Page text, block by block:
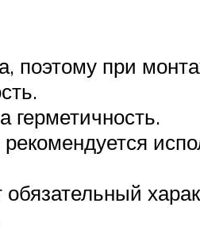
поэтому при
обязательный